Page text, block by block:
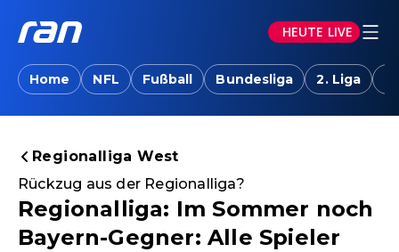
HEUTE LIVE
Home NFL Fußball Bundesliga 2. Liga
Regionalliga West
Rückzug aus der Regionalliga?
Regionalliga: Im Sommer noch
Bayern-Gegner: Alle Spieler